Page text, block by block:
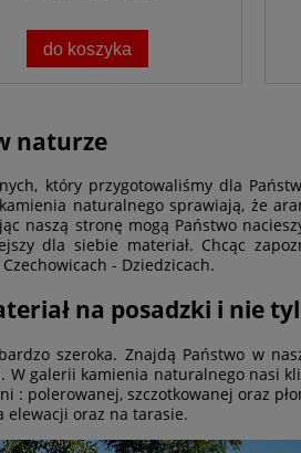
do koszyka
naturze
który przygotowaliśmy dla
naturalnego sprawiają, że
naszą stronę mogą Państwo
dla siebie materiał. Chcąc
- Dziedzicach.
na posadzki i nie
szeroka. Znajdą Państwo w
galerii kamienia naturalnego nasi
: polerowanej, szczotkowanej oraz
oraz na tarasie.